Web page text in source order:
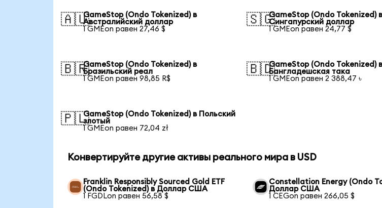
🇦🇺GameStop (Ondo Tokenized) в
Австралийский доллар
1 GMEon равен 27,46 $
🇸🇬GameStop (Ondo Tokenized)
Сингапурский доллар
1 GMEon равен 24,77 $
🇧🇷GameStop (Ondo Tokenized) в
Бразильский реал
1 GMEon равен 98,85 R$
🇧🇩GameStop (Ondo Tokenized)
Бангладешская така
1 GMEon равен 2 388,47 ৳
🇵🇱GameStop (Ondo Tokenized) в Польский
злотый
1 GMEon равен 72,04 zł
Конвертируйте другие активы реального мира в USD
Franklin Responsibly Sourced Gold ETF
(Ondo Tokenized) в Доллар США
1 FGDLon равен 56,58 $
Constellation Energy (Ondo
Доллар США
1 CEGon равен 266,05 $